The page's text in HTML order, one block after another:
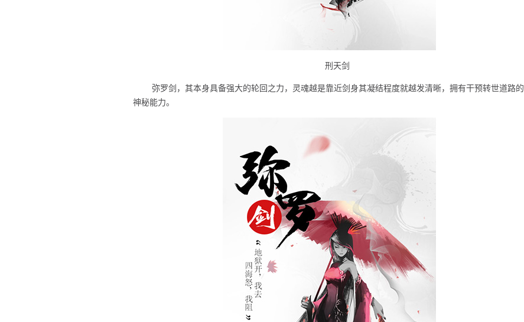
刑天剑
弥罗剑，其本身具备强大的轮回之力，灵魂越是靠近剑身其凝结程度就越发清晰，拥有干预转世道路的
神秘能力。